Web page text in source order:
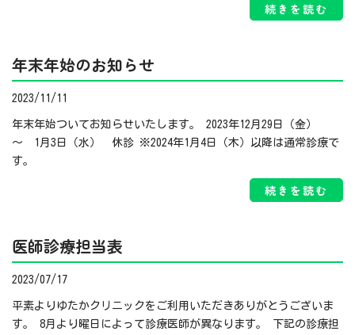
続きを読む
年末年始のお知らせ
2023/11/11
年末年始ついてお知らせいたします。 2023年12月29日（金）
～ 1月3日（水） 休診 ※2024年1月4日（木）以降は通常診療で
す。
続きを読む
医師診療担当表
2023/07/17
平素よりゆたかクリニックをご利用いただきありがとうございま
す。 8月より曜日によって診療医師が異なります。 下記の診療担